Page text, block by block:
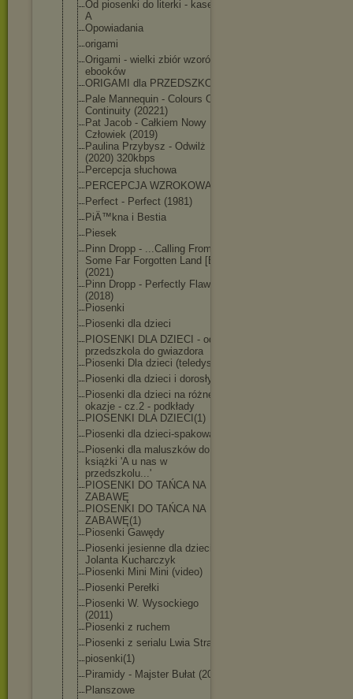
Od piosenki do literki - kaseta
A
Opowiadania
origami
Origami - wielki zbiór wzorów i
ebooków
ORIGAMI dla PRZEDSZKOLA
Pale Mannequin - Colours Of
Continuity (20221)
Pat Jacob - Całkiem Nowy
Człowiek (2019)
Paulina Przybysz - Odwilż
(2020) 320kbps
Percepcja słuchowa
PERCEPCJA WZROKOWA
Perfect - Perfect (1981)
PiÄ™kna i Bestia
Piesek
Pinn Dropp - ...Calling From
Some Far Forgotten Land [EP]
(2021)
Pinn Dropp - Perfectly Flawed
(2018)
Piosenki
Piosenki dla dzieci
PIOSENKI DLA DZIECI - od
przedszkola do gwiazdora
Piosenki Dla dzieci (teledyski)
Piosenki dla dzieci i dorosłych
Piosenki dla dzieci na różne
okazje - cz.2 - podkłady
PIOSENKI DLA DZIECI(1)
Piosenki dla dzieci-spakowa
Piosenki dla maluszków do
książki 'A u nas w
przedszkolu...'
PIOSENKI DO TAŃCA NA
ZABAWĘ
PIOSENKI DO TAŃCA NA
ZABAWĘ(1)
Piosenki Gawędy
Piosenki jesienne dla dzieci -
Jolanta Kucharczyk
Piosenki Mini Mini (video)
Piosenki Perełki
Piosenki W. Wysockiego
(2011)
Piosenki z ruchem
Piosenki z serialu Lwia Straż
piosenki(1)
Piramidy - Majster Bułat (2020)
Planszowe